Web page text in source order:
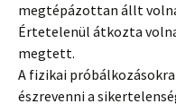
megtépázottan állt
Értetelenül átkozta
megtett.
A fizikai próbálkozásokra
észrevenni a